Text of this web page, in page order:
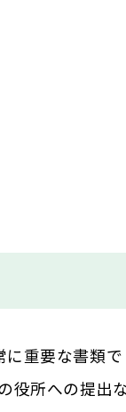
に重要な書類で
役所への提出